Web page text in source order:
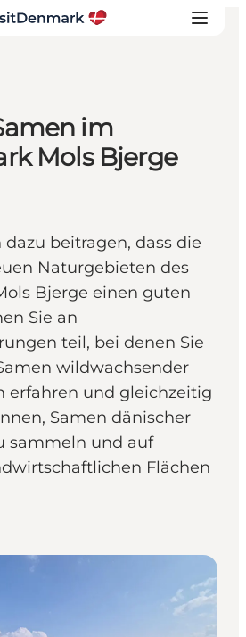
im
Mols Bjerge
beitragen, dass die
Naturgebieten des
Bjerge einen guten
Sie an
teil, bei denen Sie
wildwachsender
erfahren und gleichzeitig
Samen dänischer
sammeln und auf
Flächen